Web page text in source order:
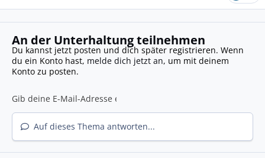
An der Unterhaltung teilnehmen
Du kannst jetzt posten und dich später registrieren. Wenn
du ein Konto hast, melde dich jetzt an, um mit deinem
Konto zu posten.
Auf dieses Thema antworten...